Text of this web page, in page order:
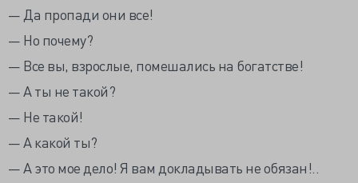
— Да пропади они все!
— Но почему?
— Все вы, взрослые, помешались на богатстве!
— А ты не такой?
— Не такой!
— А какой ты?
— А это мое дело! Я вам докладывать не обязан!..